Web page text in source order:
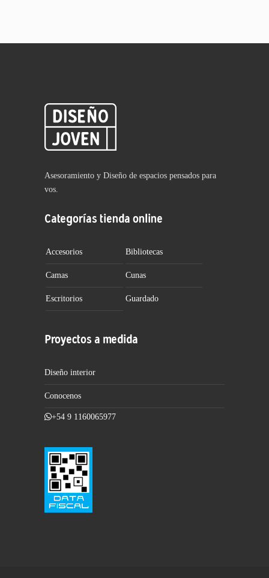
Asesoramiento y Diseño de espacios pensados para
vos.
Categorías tienda online
Accesorios Bibliotecas
Camas Cunas
Escritorios Guardado
Proyectos a medida
Diseño interior
Conocenos
+54 9 1160065977